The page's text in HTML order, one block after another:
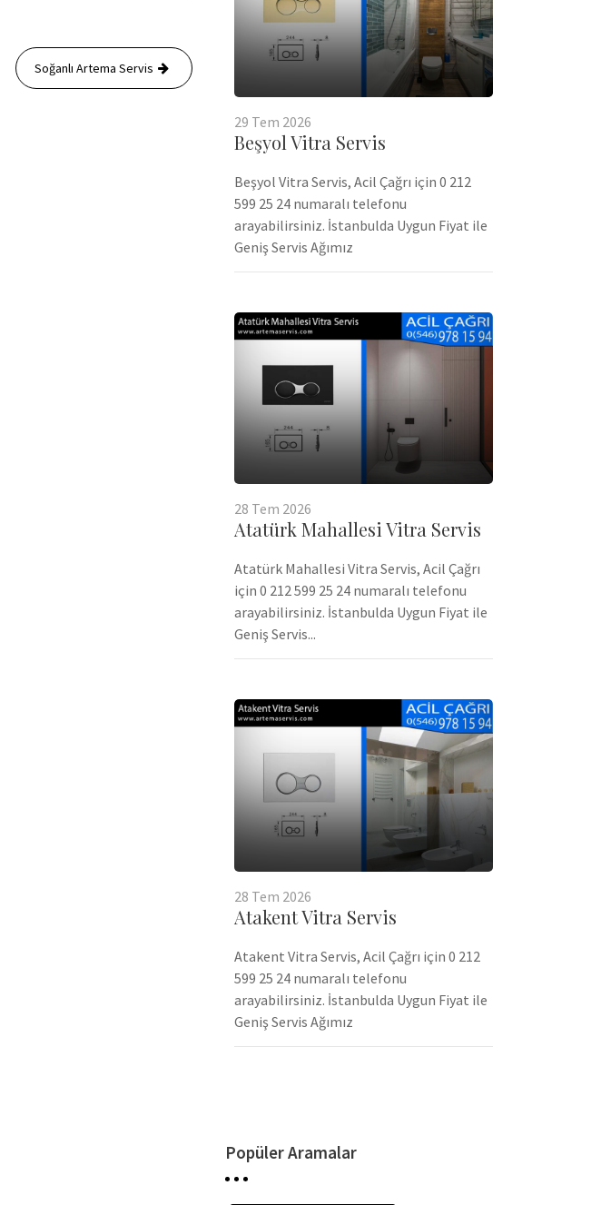
Soğanlı Artema Servis
29 Tem 2026
Beşyol Vitra Servis
Beşyol Vitra Servis, Acil Çağrı için 0 212
599 25 24 numaralı telefonu
arayabilirsiniz. İstanbulda Uygun Fiyat ile
Geniş Servis Ağımız
28 Tem 2026
Atatürk Mahallesi Vitra Servis
Atatürk Mahallesi Vitra Servis, Acil Çağrı
için 0 212 599 25 24 numaralı telefonu
arayabilirsiniz. İstanbulda Uygun Fiyat ile
Geniş Servis...
28 Tem 2026
Atakent Vitra Servis
Atakent Vitra Servis, Acil Çağrı için 0 212
599 25 24 numaralı telefonu
arayabilirsiniz. İstanbulda Uygun Fiyat ile
Geniş Servis Ağımız
Popüler Aramalar